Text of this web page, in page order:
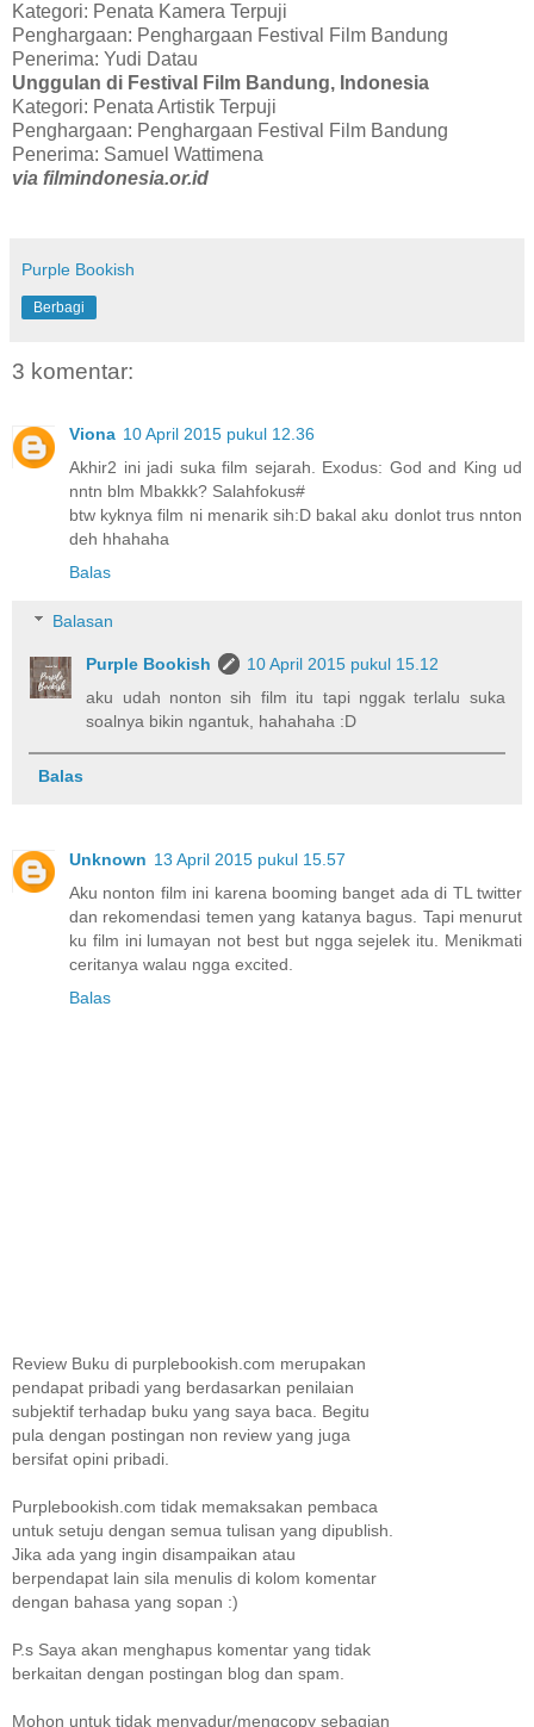
Kategori: Penata Kamera Terpuji
Penghargaan: Penghargaan Festival Film Bandung
Penerima: Yudi Datau
Unggulan di Festival Film Bandung, Indonesia
Kategori: Penata Artistik Terpuji
Penghargaan: Penghargaan Festival Film Bandung
Penerima: Samuel Wattimena
via filmindonesia.or.id
Purple Bookish
Berbagi
3 komentar:
Viona 10 April 2015 pukul 12.36
Akhir2 ini jadi suka film sejarah. Exodus: God and King ud
nntn blm Mbakkk? Salahfokus#
btw kyknya film ni menarik sih:D bakal aku donlot trus nnton
deh hhahaha
Balas
Balasan
Purple Bookish
10 April 2015 pukul 15.12
aku udah nonton sih film itu tapi nggak terlalu suka
soalnya bikin ngantuk, hahahaha :D
Balas
Unknown 13 April 2015 pukul 15.57
Aku nonton film ini karena booming banget ada di TL twitter
dan rekomendasi temen yang katanya bagus. Tapi menurut
ku film ini lumayan not best but ngga sejelek itu. Menikmati
ceritanya walau ngga excited.
Balas
Review Buku di purplebookish.com merupakan
pendapat pribadi yang berdasarkan penilaian
subjektif terhadap buku yang saya baca. Begitu
pula dengan postingan non review yang juga
bersifat opini pribadi.
Purplebookish.com tidak memaksakan pembaca
untuk setuju dengan semua tulisan yang dipublish.
Jika ada yang ingin disampaikan atau
berpendapat lain sila menulis di kolom komentar
dengan bahasa yang sopan :)
P.s Saya akan menghapus komentar yang tidak
berkaitan dengan postingan blog dan spam.
Mohon untuk tidak menyadur/mengcopy sebagian